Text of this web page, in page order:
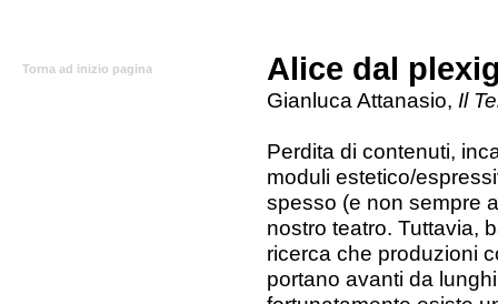
Torna ad inizio pagina Alice dal
Gianluca Attanasio, Il
Perdita di contenuti,
moduli estetico/
spesso (e non sempre
nostro teatro. Tuttavia,
ricerca che produzioni
portano avanti da